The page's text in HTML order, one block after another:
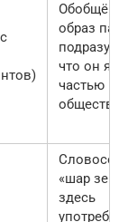
образ
что он
частью
общества.
«шар
здесь